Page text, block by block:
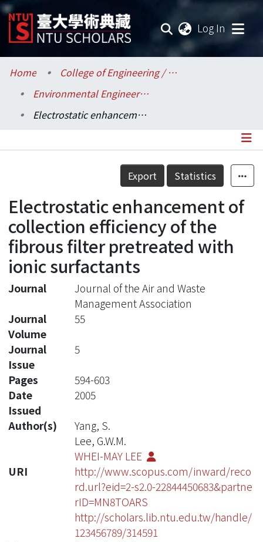
Log In
Communities & Collections
Research Outputs
Statistics
Home
College of Engineering / 工學院
Environmental Engineering / 環境工程學研究所
Electrostatic enhancement of collection efficiency of the fibrous filter pretreated with ionic surfactants
Details
Export Statistics
Electrostatic enhancement of
collection efficiency of the
fibrous filter pretreated with
ionic surfactants
Journal
Journal of the Air and Waste
Management Association
Journal
Volume
55
Journal
Issue
5
Pages
594-603
Date
Issued
2005
Author(s)
Yang, S.
Lee, G.W.M.
WHEI-MAY LEE
URI
http://www.scopus.com/inward/reco
rd.url?eid=2-s2.0-22844450683&partne
rID=MN8TOARS
http://scholars.lib.ntu.edu.tw/handle/
123456789/314591